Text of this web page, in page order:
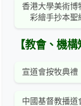
香港大學美術博
彩繪手抄本聖
【教會、機構
宣道會按牧典禮
中國基督教播道